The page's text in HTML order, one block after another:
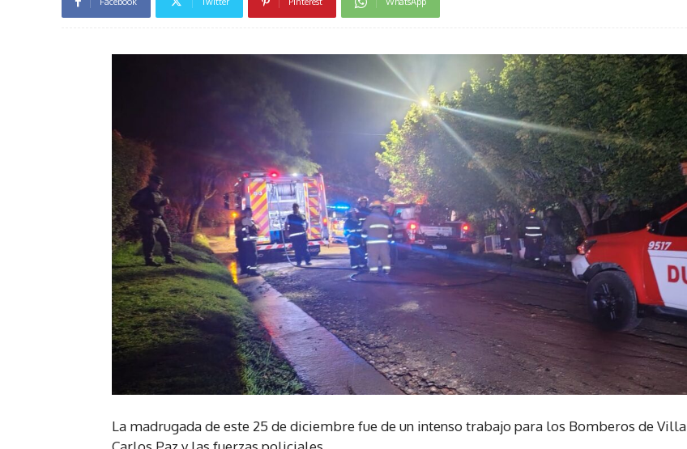
La madrugada de este 25 de diciembre fue de un intenso trabajo para los Bomberos de Villa